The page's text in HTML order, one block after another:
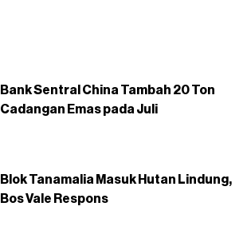
Bank Sentral China Tambah 20 Ton
Cadangan Emas pada Juli
Blok Tanamalia Masuk Hutan Lindung,
Bos Vale Respons